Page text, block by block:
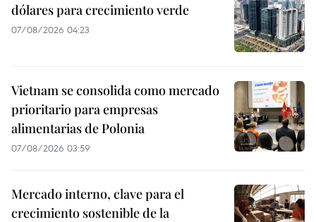
dólares para crecimiento verde
07/08/2026 04:23
Vietnam se consolida como mercado
prioritario para empresas
alimentarias de Polonia
07/08/2026 03:59
Mercado interno, clave para el
crecimiento sostenible de la